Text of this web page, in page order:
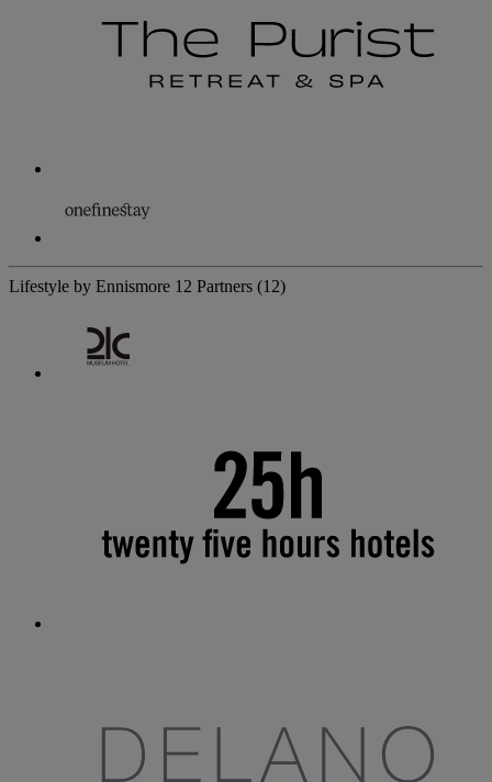
Lifestyle by Ennismore 12 Partners (12)